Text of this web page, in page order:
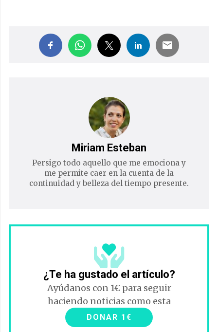
Miriam Esteban
Persigo todo aquello que me emociona y
me permite caer en la cuenta de la
continuidad y belleza del tiempo presente.
¿Te ha gustado el artículo?
Ayúdanos con 1€ para seguir
haciendo noticias como esta
DONAR 1€